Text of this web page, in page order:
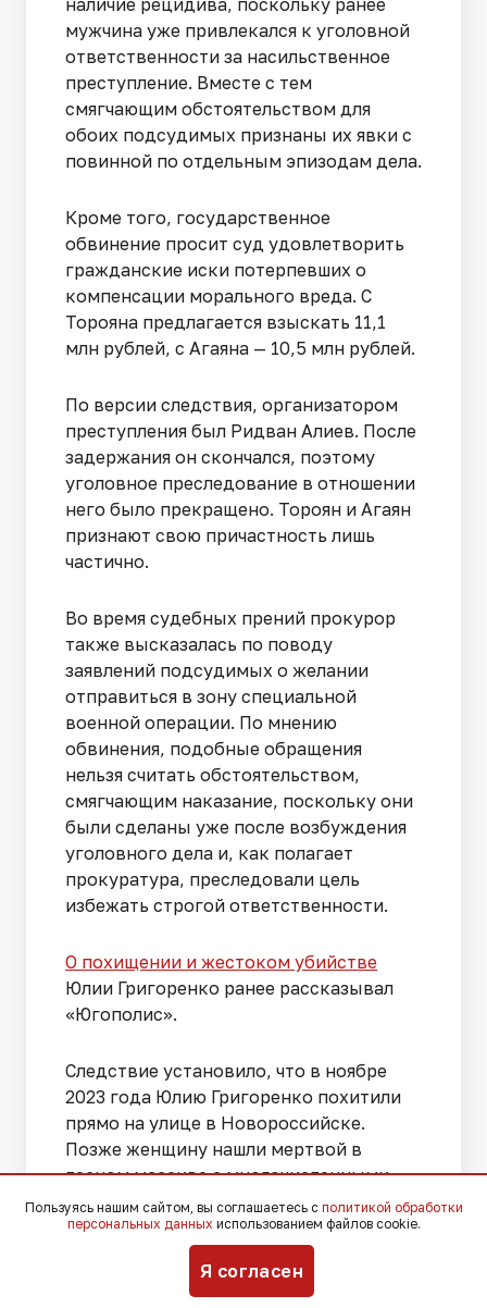
мужчина уже привлекался к уголовной
ответственности за насильственное
преступление. Вместе с тем
смягчающим обстоятельством для
обоих подсудимых признаны их явки с
повинной по отдельным эпизодам дела.
Кроме того, государственное
обвинение просит суд удовлетворить
гражданские иски потерпевших о
компенсации морального вреда. С
Торояна предлагается взыскать 11,1
млн рублей, с Агаяна — 10,5 млн рублей.
По версии следствия, организатором
преступления был Ридван Алиев. После
задержания он скончался, поэтому
уголовное преследование в отношении
него было прекращено. Тороян и Агаян
признают свою причастность лишь
частично.
Во время судебных прений прокурор
также высказалась по поводу
заявлений подсудимых о желании
отправиться в зону специальной
военной операции. По мнению
обвинения, подобные обращения
нельзя считать обстоятельством,
смягчающим наказание, поскольку они
были сделаны уже после возбуждения
уголовного дела и, как полагает
прокуратура, преследовали цель
избежать строгой ответственности.
О похищении и жестоком убийстве
Юлии Григоренко ранее рассказывал
«Югополис».
Следствие установило, что в ноябре
2023 года Юлию Григоренко похитили
прямо на улице в Новороссийске.
Позже женщину нашли мертвой в
лесном массиве с многочисленными
ножевыми ранениями. После
преступления ее супругу поступило
сообщение с требованием выплатить
выкуп в размере 26 биткойнов. На тот
Пользуясь нашим сайтом, вы соглашаетесь с политикой обработки
персональных данных использованием файлов cookie.
Я согласен